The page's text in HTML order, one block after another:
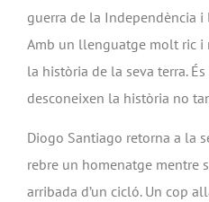
guerra de la Independència
Amb un llenguatge molt ric i
la història de la seva terra.
desconeixen la història no
Diogo Santiago retorna a la
rebre un homenatge mentre
arribada d’un cicló. Un cop